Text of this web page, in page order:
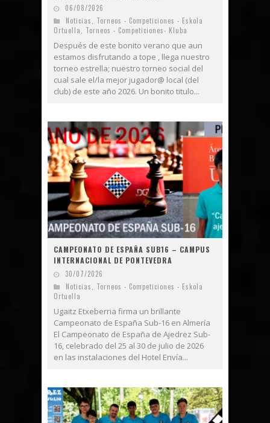
06/08/2026
Noticias
Torneos - Competiciones - Eskola
Ortuella
Torneos - Competiciones- Kluba
Después de este bonito verano que aun
estamos disfrutando a tope , llega nuestro
torneo estrella; nuestro torneo social del
cual sale el/la mejor jugador@ local (del
club) de este año 2026. Un bonito titulo...
CAMPEONATO DE ESPAÑA SUB16 – CAMPUS
INTERNACIONAL DE PONTEVEDRA
30/07/2026
Noticias
Torneos - Competiciones - Eskola
Ortuella
Ugaitz Etxeberria firma un brillante
Campeonato de España Sub-16 en Almería
El Campeonato de España de Ajedrez Sub-
16, celebrado del 25 al 30 de julio de 2026
en las instalaciones del Hotel Envía...